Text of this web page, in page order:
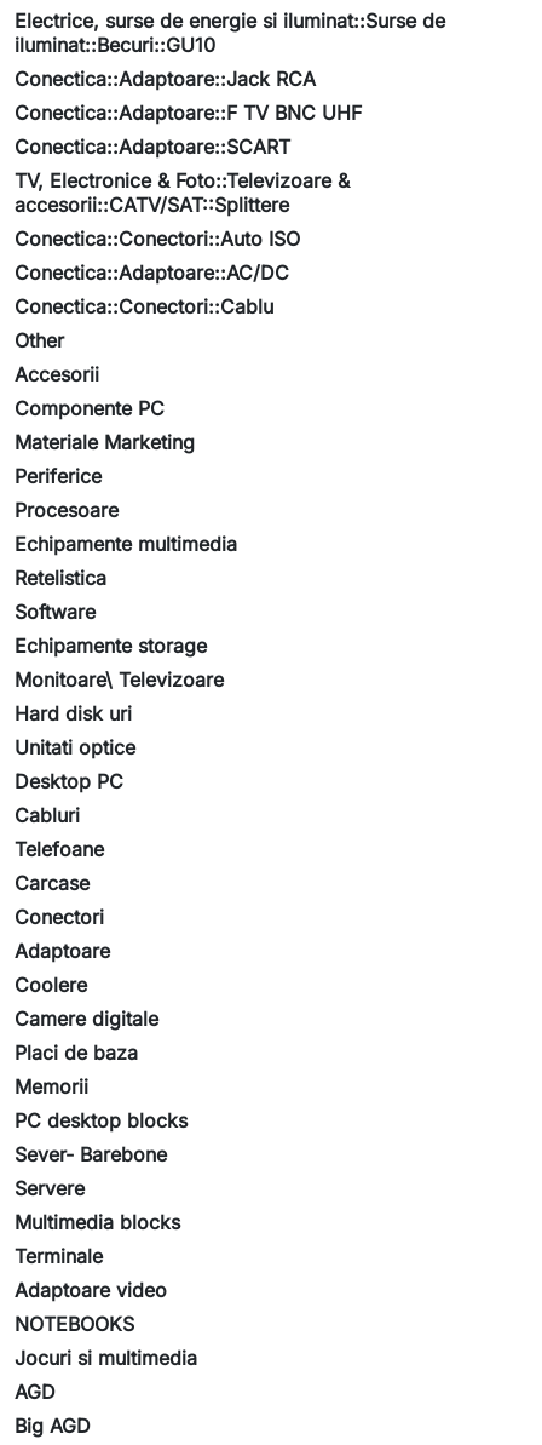
Electrice, surse de energie si iluminat::Surse de
iluminat::Becuri::GU10
Conectica::Adaptoare::Jack RCA
Conectica::Adaptoare::F TV BNC UHF
Conectica::Adaptoare::SCART
TV, Electronice & Foto::Televizoare &
accesorii::CATV/SAT::Splittere
Conectica::Conectori::Auto ISO
Conectica::Adaptoare::AC/DC
Conectica::Conectori::Cablu
Other
Accesorii
Componente PC
Materiale Marketing
Periferice
Procesoare
Echipamente multimedia
Retelistica
Software
Echipamente storage
Monitoare\ Televizoare
Hard disk uri
Unitati optice
Desktop PC
Cabluri
Telefoane
Carcase
Conectori
Adaptoare
Coolere
Camere digitale
Placi de baza
Memorii
PC desktop blocks
Sever- Barebone
Servere
Multimedia blocks
Terminale
Adaptoare video
NOTEBOOKS
Jocuri si multimedia
AGD
Big AGD